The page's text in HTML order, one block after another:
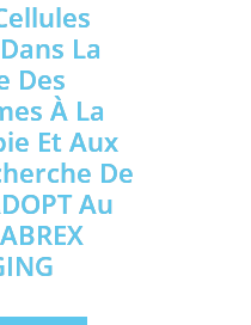
La
Des
À La
Et Aux
De
Au